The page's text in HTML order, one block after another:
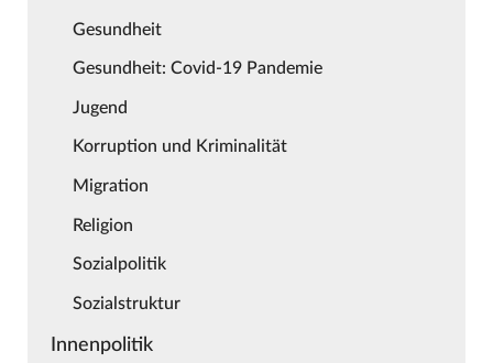
Gesundheit
Gesundheit: Covid-19 Pandemie
Jugend
Korruption und Kriminalität
Migration
Religion
Sozialpolitik
Sozialstruktur
Innenpolitik